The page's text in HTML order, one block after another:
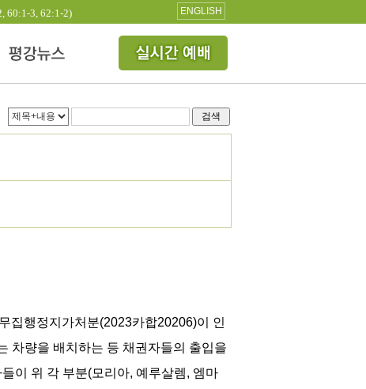
60:1-3, 62:1-2) ENGLISH
검색
집행정지가처분(2023카합20206)이 인
차량을 배치하는 등 채권자들의 출입을
이 위 각 부분(모리아, 예루살렘, 엠마